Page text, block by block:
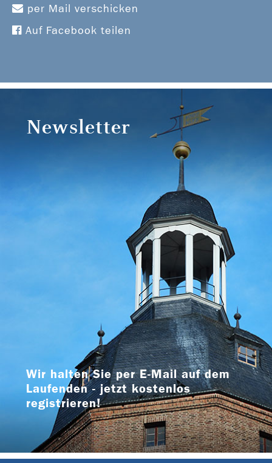
per Mail verschicken
Auf Facebook teilen
Newsletter
Wir halten Sie per E-Mail auf dem
Laufenden - jetzt kostenlos
registrieren!